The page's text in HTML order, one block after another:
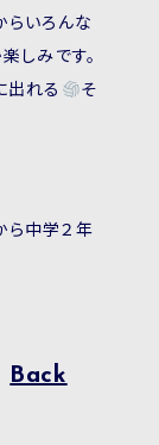
らいろんな
しみです。
出れる
そ
ら中学２年
Back